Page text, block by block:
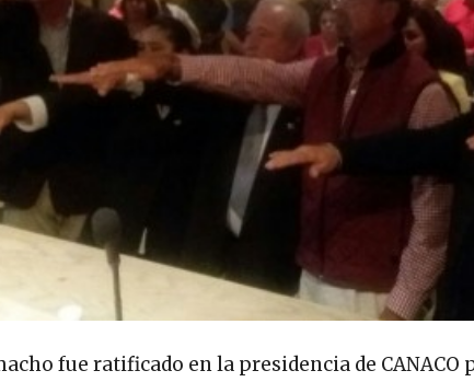
fue ratificado en la presidencia de CANACO